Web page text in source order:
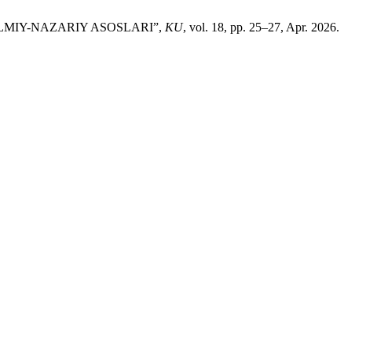
NAZARIY ASOSLARI”, KU, vol. 18, pp. 25–27, Apr. 2026.